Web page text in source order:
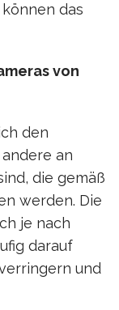
das
von
den
an
die gemäß
werden. Die
je nach
darauf
und